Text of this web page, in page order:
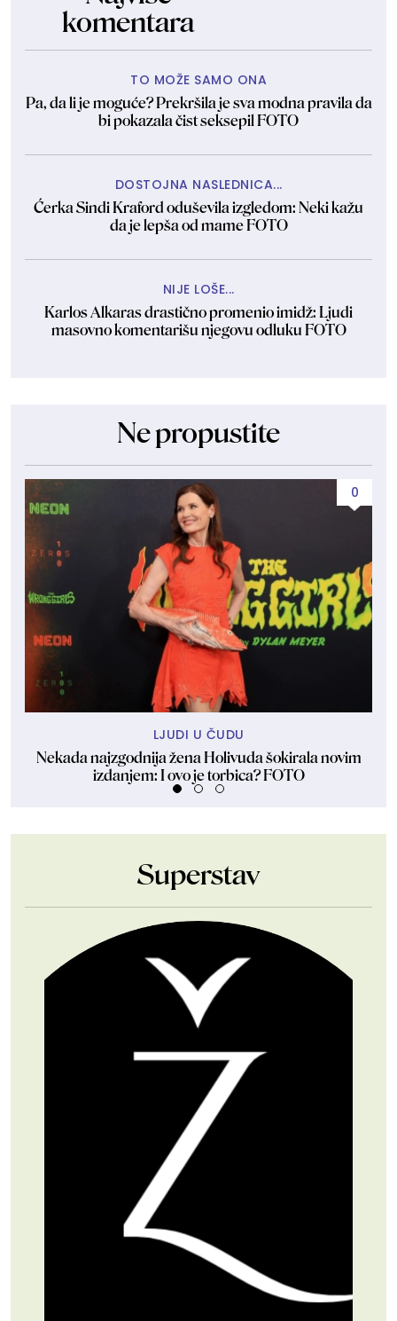
komentara
TO MOŽE SAMO ONA
Pa, da li je moguće? Prekršila je sva modna pravila da
bi pokazala čist seksepil FOTO
DOSTOJNA NASLEDNICA...
Ćerka Sindi Kraford oduševila izgledom: Neki kažu
da je lepša od mame FOTO
NIJE LOŠE...
Karlos Alkaras drastično promenio imidž: Ljudi
masovno komentarišu njegovu odluku FOTO
Ne propustite
0
LJUDI U ČUDU
Nekada najzgodnija žena Holivuda šokirala novim
izdanjem: I ovo je torbica? FOTO
Superstav